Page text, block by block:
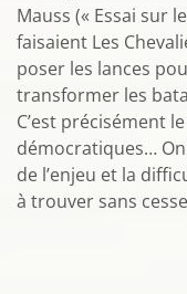
Mauss (« Essai sur
faisaient Les
poser les lances
transformer les
C’est précisément
démocratiques…
de l’enjeu et la
à trouver sans